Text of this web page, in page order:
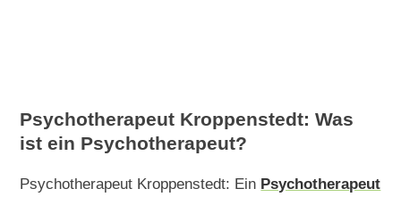
Psychotherapeut Kroppenstedt: Was
ist ein Psychotherapeut?
Psychotherapeut Kroppenstedt: Ein Psychotherapeut